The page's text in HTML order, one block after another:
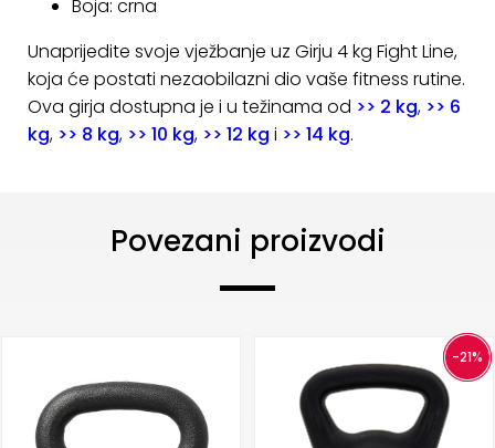
Boja: crna
Unaprijedite svoje vježbanje uz Girju 4 kg Fight Line,
koja će postati nezaobilazni dio vaše fitness rutine.
Ova girja dostupna je i u težinama od >> 2 kg, >> 6
kg, >> 8 kg, >> 10 kg, >> 12 kg i >> 14 kg.
Povezani proizvodi
-21%